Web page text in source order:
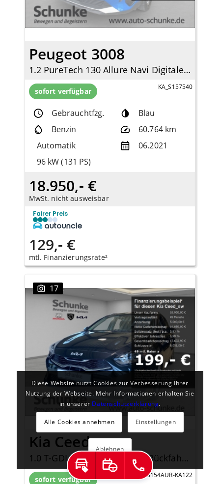
Peugeot 3008
1.2 PureTech 130 Allure Navi Digitales Cockpit LED Apple CarPlay Android Auto
sofort verfügbar KA_S157540
Gebrauchtfzg.
Blau
Benzin
60.764 km
Automatik
06.2021
96 kW (131 PS)
18.950,- €
MwSt. nicht ausweisbar
Fairer Preis
129,- €
mtl. Finanzierungsrate²
17
Kia Ceed_sw
1.0 T-GDI Vision Sitzheizung Rückfahrkamera Navi Apple CarPlay Android Auto DAB
sofort verfügbar KA_193154AUR-KA122
Diese Website nutzt Cookies zur Verbesserung Ihrer
Nutzung der Webseite. Mehr Informationen erhalten Sie
in unserer Datenschutzerklärung.
Alle Cookies annehmen Einstellungen
Ablehnen
Inzahlungnahme
ProbefahrtJetzt anrufen